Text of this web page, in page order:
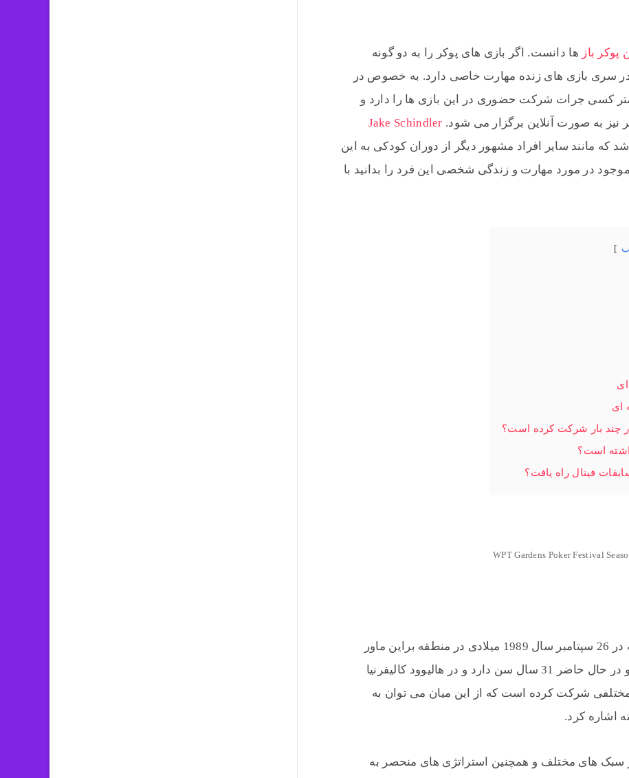
پوکر باز ها دانست. اگر بازی های پوکر را به دو گونه
در سری بازی های زنده مهارت خاصی دارد. به خصوص در
کسی جرات شرکت حضوری در این بازی ها را دارد و
نیز به صورت آنلاین برگزار می شود. Jake Schindler
مانند سایر افراد مشهور دیگر از دوران کودکی به این
در مورد مهارت و زندگی شخصی این فرد را بدانید با
ای
است؟
فینال راه یافت؟
WPT Gardens Poker Festival
Jake Schindler قهرمان آمریکایی است که در 26 سپتامبر سال 1989 میلادی در منطقه براین ماور
(Bryn Mawr) ایالت پنسیلوانیا متولد شد. او در حال حاضر 31 سال سن دارد و در هالیوود کالیفرنیا
شرکت کرده است که از این میان می توان به
اشاره کرد.
سبک های مختلف و همچنین استراتژی های منحصر به